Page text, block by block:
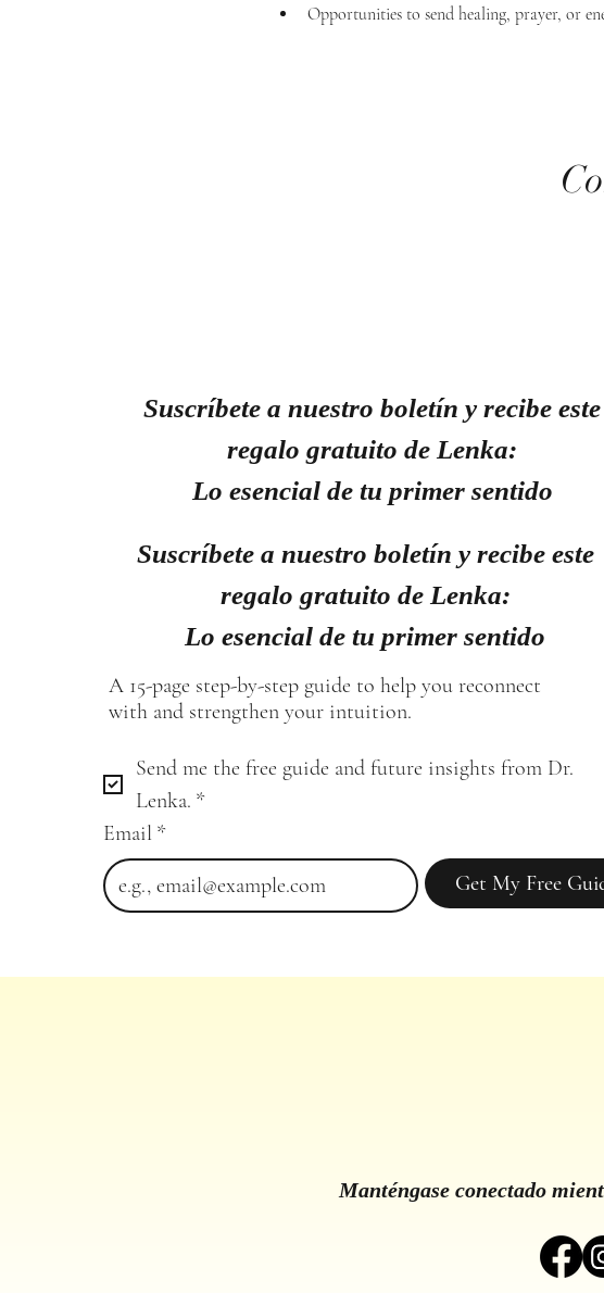
Opportunities to send healing, prayer, or
Suscríbete a nuestro boletín y recibe este
regalo gratuito de Lenka:
Lo esencial de tu primer sentido
Suscríbete a nuestro boletín y recibe este
regalo gratuito de Lenka:
Lo esencial de tu primer sentido
A 15-page step-by-step guide to help you reconnect
with and strengthen your intuition.
Send me the free guide and future insights from Dr.
Lenka. *
Email *
Get My Free
Manténgase conectado